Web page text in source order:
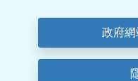
政府